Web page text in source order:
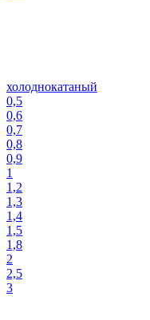
холоднокатаный
0,5
0,6
0,7
0,8
0,9
1
1,2
1,3
1,4
1,5
1,8
2
2,5
3